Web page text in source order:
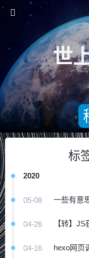
世
标
2020
05-08 一些有意
04-26 【转】
04-16 hexo网页